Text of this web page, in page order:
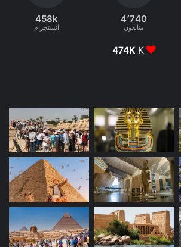
4٬740
متابعون
458k
انستجرام
474K K